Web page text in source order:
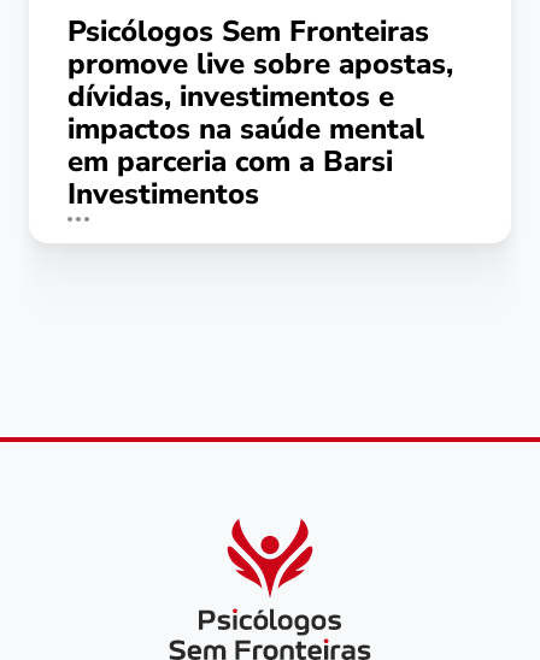
Psicólogos Sem Fronteiras
promove live sobre apostas,
dívidas, investimentos e
impactos na saúde mental
em parceria com a Barsi
Investimentos